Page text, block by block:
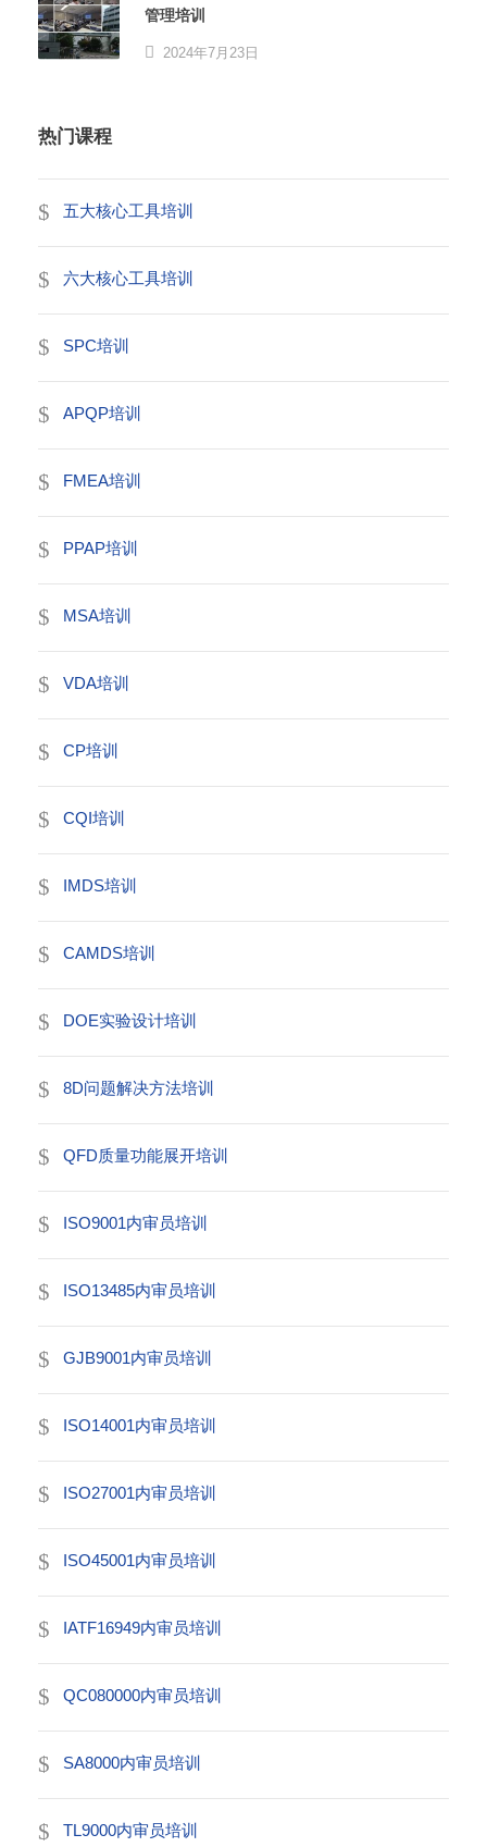
管理培训
2024年7月23日
热门课程
五大核心工具培训
六大核心工具培训
SPC培训
APQP培训
FMEA培训
PPAP培训
MSA培训
VDA培训
CP培训
CQI培训
IMDS培训
CAMDS培训
DOE实验设计培训
8D问题解决方法培训
QFD质量功能展开培训
ISO9001内审员培训
ISO13485内审员培训
GJB9001内审员培训
ISO14001内审员培训
ISO27001内审员培训
ISO45001内审员培训
IATF16949内审员培训
QC080000内审员培训
SA8000内审员培训
TL9000内审员培训